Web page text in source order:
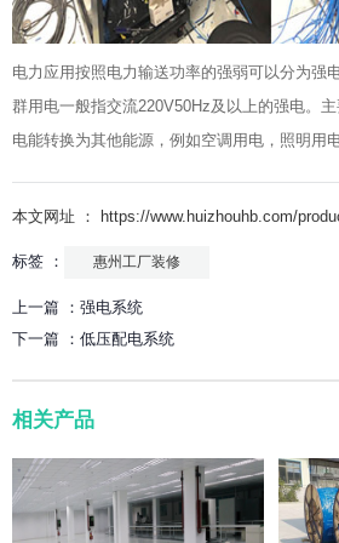
电力应用按照电力输送功率的强弱可以分为强
群用电一般指交流220V50Hz及以上的强电。
电能转换为其他能源，例如空调用电，照明用
本文网址 ： https://www.huizhouhb.com/
标签 ： 惠州工厂装修
上一篇 ： 强电系统
下一篇 ： 低压配电系统
相关产品